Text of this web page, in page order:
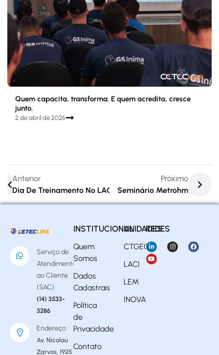
Quem capacita, transforma. E quem acredita, cresce
junto.
2 de abril de 2026
Anterior
Dia De Treinamento No LACI
Próximo
Seminário Metrohm
Serviço de
Atendimento
ao Cliente
(SAC)
(14) 3533-
3286
Endereço
Av. Nicolau
Zarvos, 1925
INSTITUCIONAL
Quem
Somos
Dados
Cadastrais
Política
de
Privacidade
Contato
UNIDADES
CTGEO
LACI
LEM
INOVA
REDES